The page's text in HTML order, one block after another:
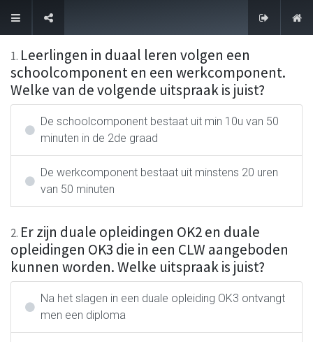
1. Leerlingen in duaal leren volgen een
schoolcomponent en een werkcomponent.
Welke van de volgende uitspraak is juist?
De schoolcomponent bestaat uit min 10u van 50
minuten in de 2de graad
De werkcomponent bestaat uit minstens 20 uren
van 50 minuten
2. Er zijn duale opleidingen OK2 en duale
opleidingen OK3 die in een CLW aangeboden
kunnen worden. Welke uitspraak is juist?
Na het slagen in een duale opleiding OK3 ontvangt
men een diploma
Handige links